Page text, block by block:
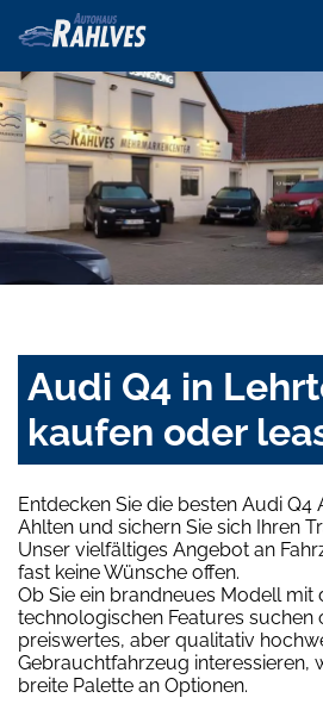
Audi Q4 in
kaufen oder
Entdecken Sie die besten Audi
Ahlten und sichern Sie sich Ihren
Unser vielfältiges Angebot an
fast keine Wünsche offen.
Ob Sie ein brandneues Modell mit
technologischen Features suchen
preiswertes, aber qualitativ
Gebrauchtfahrzeug interessieren,
breite Palette an Optionen.